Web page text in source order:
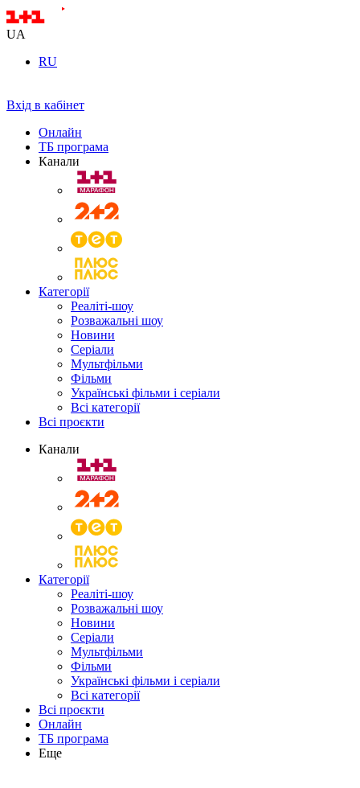
UA
RU
Вхід в кабінет
Онлайн
ТБ програма
Канали
Категорії
Реаліті-шоу
Розважальні шоу
Новини
Серіали
Мультфільми
Фільми
Українські фільми і серіали
Всі категорії
Всі проєкти
Канали
Категорії
Реаліті-шоу
Розважальні шоу
Новини
Серіали
Мультфільми
Фільми
Українські фільми і серіали
Всі категорії
Всі проєкти
Онлайн
ТБ програма
Еще